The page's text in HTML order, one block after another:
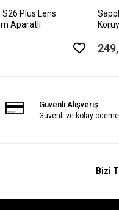
Plus Lens
Aparatlı
Güvenli Alışveriş
Güvenli ve kolay
Bizi